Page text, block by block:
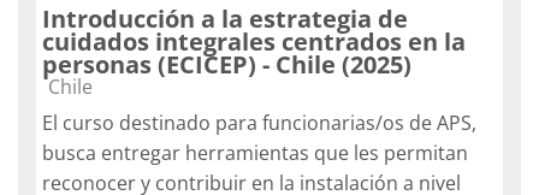
Introducción a la estrategia de
cuidados integrales centrados en la
personas (ECICEP) - Chile (2025)
Categoría de cursos
Chile
El curso destinado para funcionarias/os de APS,
busca entregar herramientas que les permitan
reconocer y contribuir en la instalación a nivel